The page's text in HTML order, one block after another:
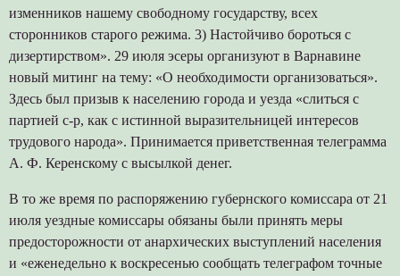
изменников нашему свободному государству, всех
сторонников старого режима. 3) Настойчиво бороться с
дизертирством». 29 июля эсеры организуют в Варнавине
новый митинг на тему: «О необходимости организоваться».
Здесь был призыв к населению города и уезда «слиться с
партией с-р, как с истинной выразительницей интересов
трудового народа». Принимается приветственная телеграмма
А. Ф. Керенскому с высылкой денег.
В то же время по распоряжению губернского комиссара от 21
июля уездные комиссары обязаны были принять меры
предосторожности от анархических выступлений населения
и «еженедельно к воскресенью сообщать телеграфом точные